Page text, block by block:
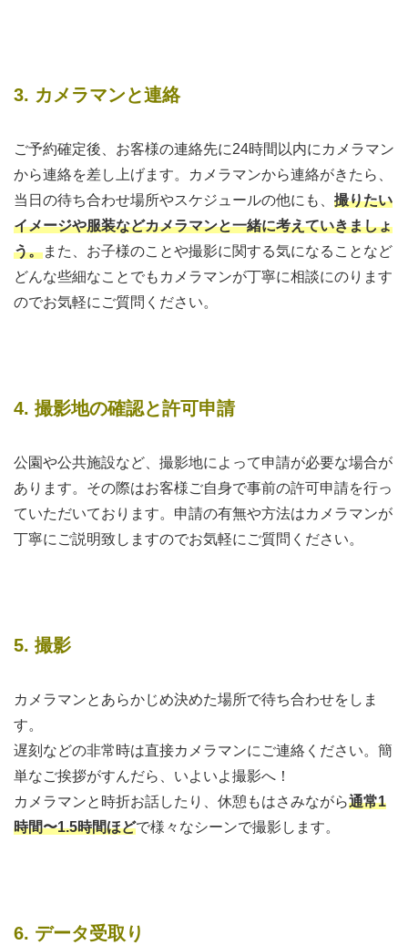
3. カメラマンと連絡
ご予約確定後、お客様の連絡先に24時間以内にカメラマン
から連絡を差し上げます。カメラマンから連絡がきたら、
当日の待ち合わせ場所やスケジュールの他にも、 撮りたい
イメージや服装などカメラマンと一緒に考えていきましょ
う。また、お子様のことや撮影に関する気になることなど
どんな些細なことでもカメラマンが丁寧に相談にのります
のでお気軽にご質問ください。
4. 撮影地の確認と許可申請
公園や公共施設など、撮影地によって申請が必要な場合が
あります。その際はお客様ご自身で事前の許可申請を行っ
ていただいております。申請の有無や方法はカメラマンが
丁寧にご説明致しますのでお気軽にご質問ください。
5. 撮影
カメラマンとあらかじめ決めた場所で待ち合わせをしま
す。
遅刻などの非常時は直接カメラマンにご連絡ください。簡
単なご挨拶がすんだら、いよいよ撮影へ！
カメラマンと時折お話したり、休憩もはさみながら通常1
時間〜1.5時間ほどで様々なシーンで撮影します。
6. データ受取り